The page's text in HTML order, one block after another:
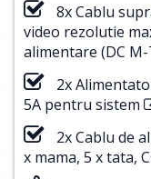
8x Cablu
video rezolutie
alimentare (DC
2x
5A pentru sistem
2x Cablu de
x mama, 5 x tata,